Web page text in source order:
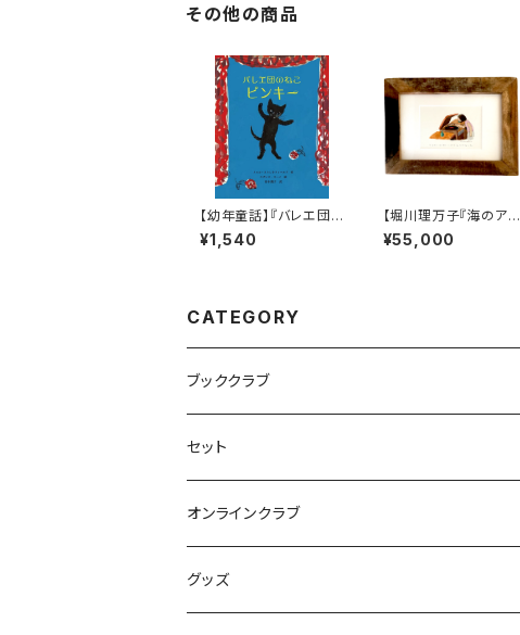
その他の商品
【幼年童話】『バレエ団
のねこ ピンキー』
¥1,540
【堀川理万子『海のアト
リエ』原画展記念】描き
下ろし原画「うまれては
¥55,000
CATEGORY
ブッククラブ
セット
オンラインクラブ
グッズ